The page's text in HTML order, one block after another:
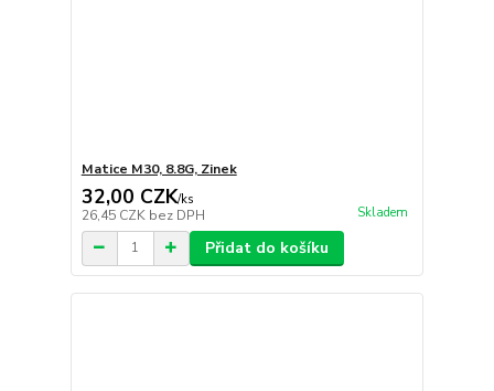
Matice M30, 8.8G, Zinek
32,00 CZK/ks
26,45 CZK bez DPH Skladem
Přidat do košíku